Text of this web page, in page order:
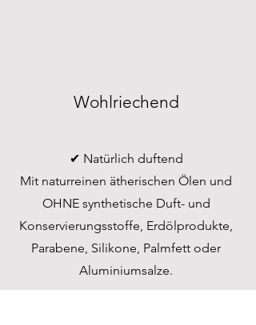
Wohlriechend
✔︎ Natürlich duftend
Mit naturreinen ätherischen Ölen und
OHNE synthetische Duft- und
Konservierungsstoffe, Erdölprodukte,
Parabene, Silikone, Palmfett oder
Aluminiumsalze.